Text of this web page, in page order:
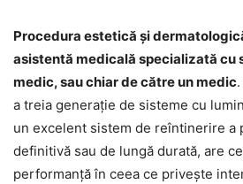
Procedura estetică și
asistentă medicală specializată cu
medic, sau chiar de către un medic
a treia generație de sisteme cu
un excelent sistem de reîntinerire a
definitivă sau de lungă durată, are
performanță în ceea ce privește